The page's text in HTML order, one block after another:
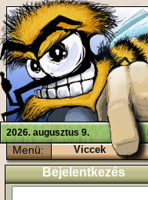
2026. augusztus 9.
Menü: Viccek
Bejelentkezés